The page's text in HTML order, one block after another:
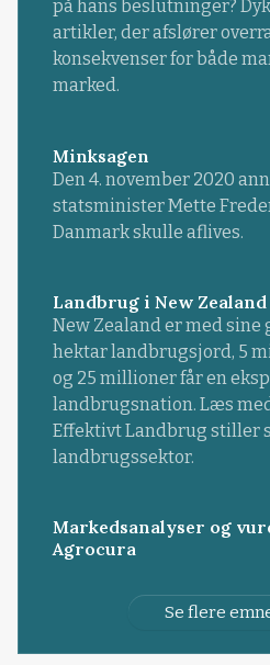
på hans beslutninger?
artikler, der afslører
konsekvenser for både
marked.
Minksagen
Den 4. november 2020
statsminister Mette
Danmark skulle aflives.
Landbrug i New Zealand
New Zealand er med sine
hektar landbrugsjord, 5
og 25 millioner får en
landbrugsnation. Læs
Effektivt Landbrug stiller
landbrugssektor.
Markedsanalyser og
Agrocura
Se flere